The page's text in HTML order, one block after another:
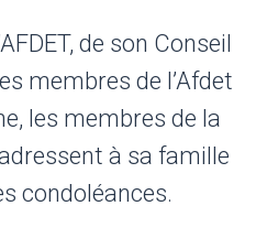
de son Conseil
membres de l’Afdet
les membres de la
à sa famille
condoléances.